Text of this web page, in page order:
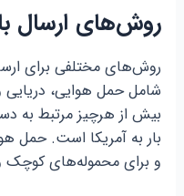
روش‌های ارسال
روش‌های مختلفی برای
شامل حمل هوایی،
بیش از هرچیز مرتبط به
بار به آمریکا است. حمل
و برای محموله‌های کوچک